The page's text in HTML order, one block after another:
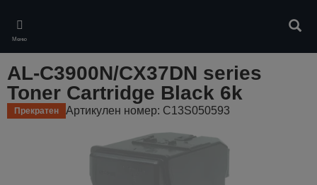
main
content
Меню
AL-C3900N/CX37DN series
Toner Cartridge Black 6k
Прекратен Артикулен номер: C13S050593